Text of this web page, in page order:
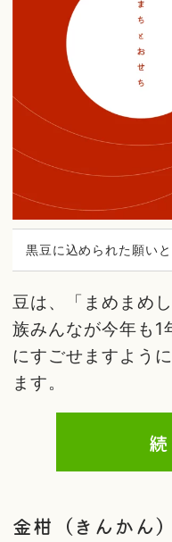
黒豆に込められた願い
豆は、「まめまめ
族みんなが今年も1
にすごせますよう
ます。
金柑（きんかん）